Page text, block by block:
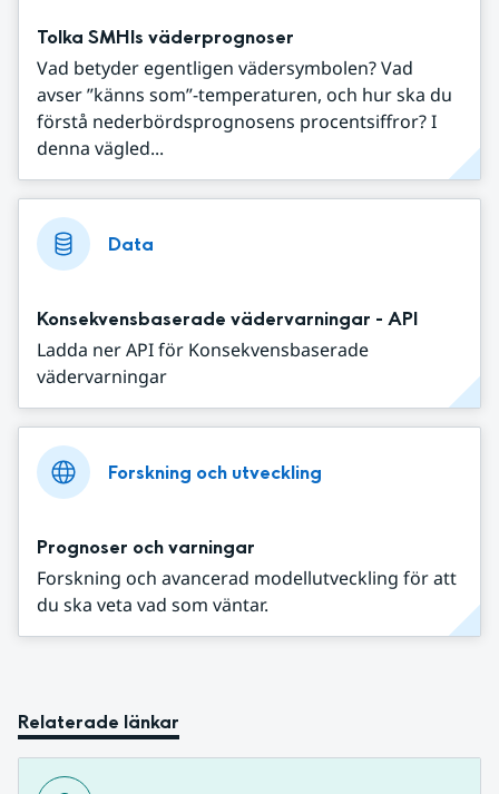
Tolka SMHIs väderprognoser
Vad betyder egentligen vädersymbolen? Vad
avser ”känns som”-temperaturen, och hur ska du
förstå nederbördsprognosens procentsiffror? I
denna vägled...
Data
Konsekvensbaserade vädervarningar - API
Ladda ner API för Konsekvensbaserade
vädervarningar
Forskning och utveckling
Prognoser och varningar
Forskning och avancerad modellutveckling för att
du ska veta vad som väntar.
Relaterade länkar